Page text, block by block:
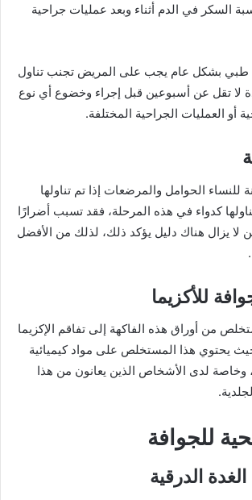
السكر في الدم أثناء وبعد عمليات جراحية
طبي بشكل عام يجب على المريض تجنب تناول
لا تقل عن أسبوعين قبل إجراء وخضوع أي نوع
أو العمليات الجراحية المختلفة.
للنساء الحوامل والمرضعات إذا تم تناولها
كدواء في هذه المرحلة، فقد تسبب أضرارًا
لا يزال هناك دليل يؤكد ذلك، لذلك من الأفضل
للأكزيما
من أوراق هذه الفاكهة إلى تفاقم الإكزيما
يحتوي هذا المستخلص على مواد كيميائية
وخاصة لدى الأشخاص الذين يعانون من هذا
للجوافة
الدرقية